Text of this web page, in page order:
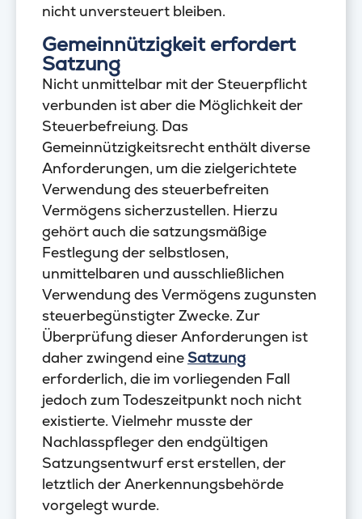
nicht unversteuert bleiben.
Gemeinnützigkeit erfordert
Satzung
Nicht unmittelbar mit der Steuerpflicht
verbunden ist aber die Möglichkeit der
Steuerbefreiung. Das
Gemeinnützigkeitsrecht enthält diverse
Anforderungen, um die zielgerichtete
Verwendung des steuerbefreiten
Vermögens sicherzustellen. Hierzu
gehört auch die satzungsmäßige
Festlegung der selbstlosen,
unmittelbaren und ausschließlichen
Verwendung des Vermögens zugunsten
steuerbegünstigter Zwecke. Zur
Überprüfung dieser Anforderungen ist
daher zwingend eineSatzung
erforderlich, die im vorliegenden Fall
jedoch zum Todeszeitpunkt noch nicht
existierte. Vielmehr musste der
Nachlasspfleger den endgültigen
Satzungsentwurf erst erstellen, der
letztlich der Anerkennungsbehörde
vorgelegt wurde.